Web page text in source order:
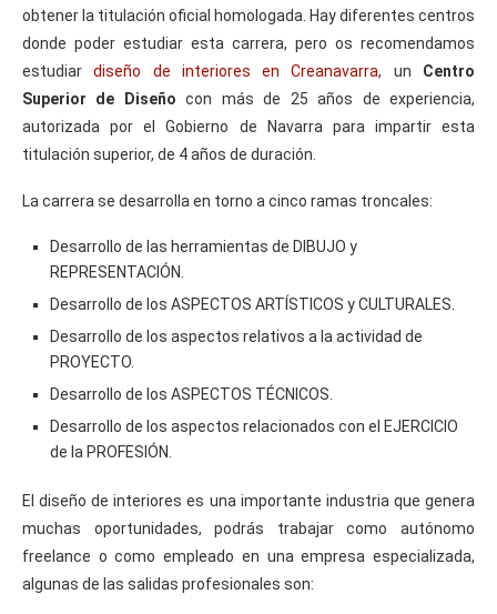
obtener la titulación oficial homologada. Hay diferentes centros
donde poder estudiar esta carrera, pero os recomendamos
estudiardiseño de interiores en Creanavarra, un Centro
Superior de Diseñocon más de 25 años de experiencia,
autorizada por el Gobierno de Navarra para impartir esta
titulación superior, de 4 años de duración.
La carrera se desarrolla en torno a cinco ramas troncales:
Desarrollo de las herramientas de DIBUJO y
REPRESENTACIÓN.
Desarrollo de los ASPECTOS ARTÍSTICOS y CULTURALES.
Desarrollo de los aspectos relativos a la actividad de
PROYECTO.
Desarrollo de los ASPECTOS TÉCNICOS.
Desarrollo de los aspectos relacionados con el EJERCICIO
de la PROFESIÓN.
El diseño de interiores es una importante industria que genera
muchas oportunidades, podrás trabajar como autónomo
freelance o como empleado en una empresa especializada,
algunas de las salidas profesionales son: